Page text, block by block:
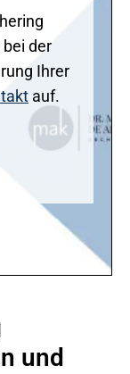
der
Ihrer
auf.
und